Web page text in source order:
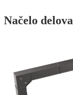
Načelo